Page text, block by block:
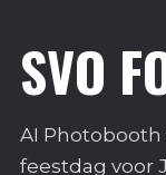
SVO
AI Photobooth
feestdag voor